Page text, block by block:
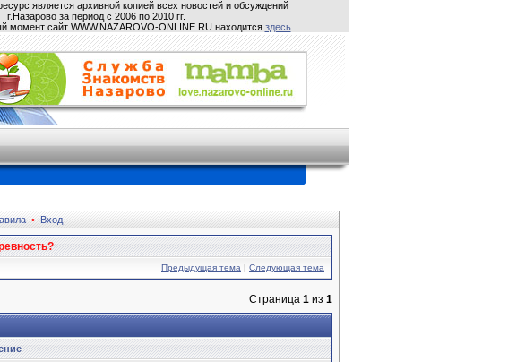
является архивной копией всех новостей и обсуждений
г.Назарово за период с 2006 по 2010 гг.
момент сайт WWW.NAZAROVO-ONLINE.RU находится здесь.
• Вход
Предыдущая тема | Следующая тема
Страница 1 из 1